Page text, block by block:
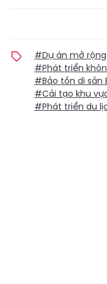
#Dự án mở
#Phát triển
#Bảo tồn di sản
#Cải tạo khu
#Phát triển du